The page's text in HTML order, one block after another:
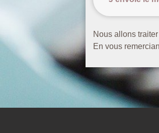
Nous allons
En vous